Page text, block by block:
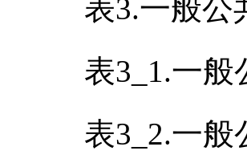
表3.一般公
表3_1.一
表3_2.一